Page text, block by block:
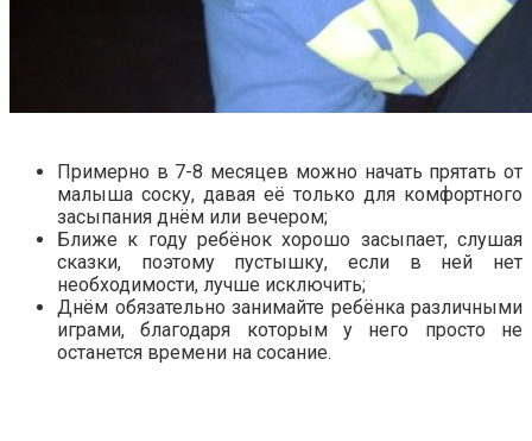
Примерно в 7-8 месяцев можно начать прятать от
малыша соску, давая её только для комфортного
засыпания днём или вечером;
Ближе к году ребёнок хорошо засыпает, слушая
сказки, поэтому пустышку, если в ней нет
необходимости, лучше исключить;
Днём обязательно занимайте ребёнка различными
играми, благодаря которым у него просто не
останется времени на сосание.